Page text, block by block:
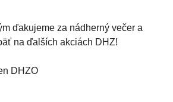
ďakujeme za nádherný večer a
na ďalších akciách DHZ!
DHZO